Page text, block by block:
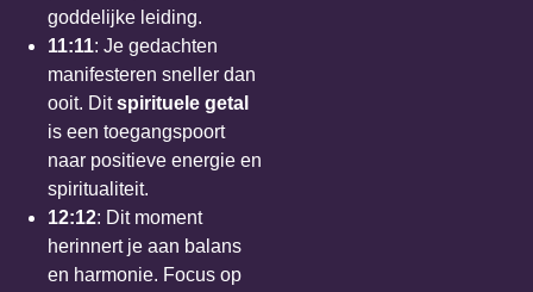
goddelijke leiding.
11:11: Je gedachten
manifesteren sneller dan
ooit. Ditspirituele getal
is een toegangspoort
naar positieve energie en
spiritualiteit.
12:12: Dit moment
herinnert je aan balans
en harmonie. Focus op